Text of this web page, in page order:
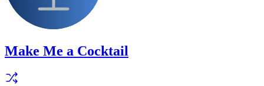
Make Me a Cocktail